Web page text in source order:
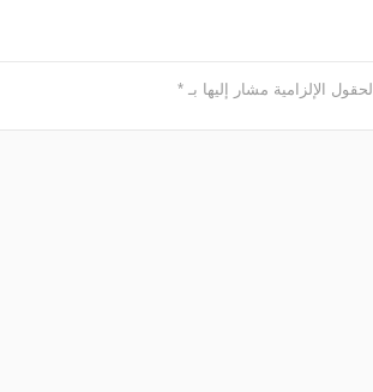
الحقول الإلزامية مشار إليها بـ *